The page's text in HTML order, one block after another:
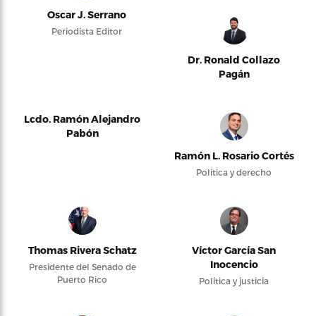
Oscar J. Serrano
Periodista Editor
Dr. Ronald Collazo
Pagán
Lcdo. Ramón Alejandro
Pabón
Ramón L. Rosario Cortés
Política y derecho
Thomas Rivera Schatz
Presidente del Senado de
Puerto Rico
Víctor García San
Inocencio
Política y justicia